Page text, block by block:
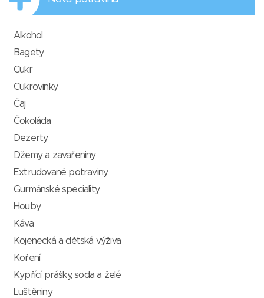
Alkohol
Bagety
Cukr
Cukrovinky
Čaj
Čokoláda
Dezerty
Džemy a zavařeniny
Extrudované potraviny
Gurmánské speciality
Houby
Káva
Kojenecká a dětská výživa
Koření
Kypřící prášky, soda a želé
Luštěniny